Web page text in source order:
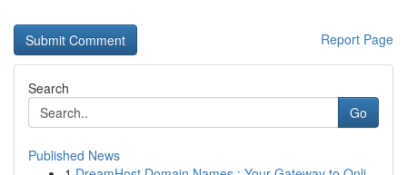
Report Page
Search
Go
Published News